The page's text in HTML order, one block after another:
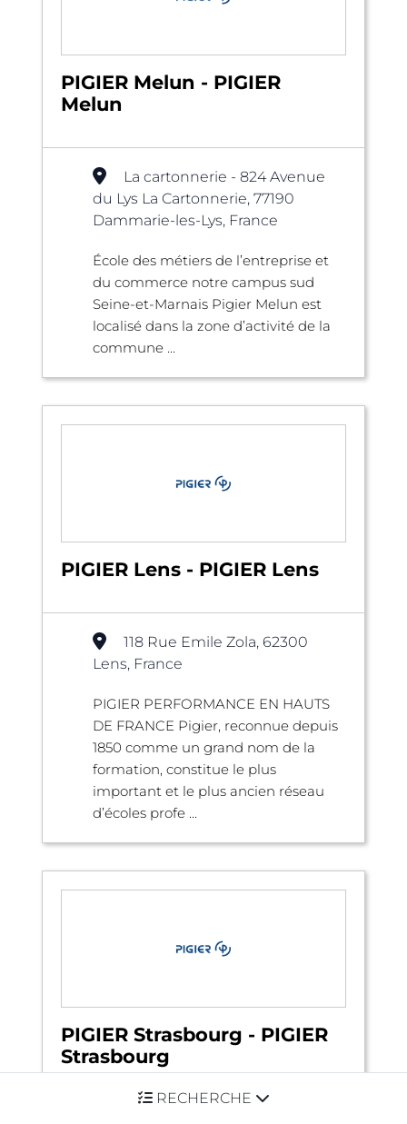
RECHERCHE
PIGIER Melun - PIGIER
Melun
La cartonnerie - 824 Avenue
du Lys La Cartonnerie, 77190
Dammarie-les-Lys, France
École des métiers de l’entreprise et
du commerce notre campus sud
Seine-et-Marnais Pigier Melun est
localisé dans la zone d’activité de la
commune ...
PIGIER Lens - PIGIER Lens
118 Rue Emile Zola, 62300
Lens, France
PIGIER PERFORMANCE EN HAUTS
DE FRANCE Pigier, reconnue depuis
1850 comme un grand nom de la
formation, constitue le plus
important et le plus ancien réseau
d’écoles profe ...
PIGIER Strasbourg - PIGIER
Strasbourg